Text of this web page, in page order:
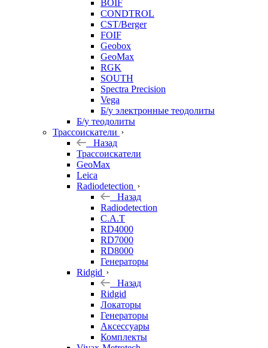
BOIF
CONDTROL
CST/Berger
FOIF
Geobox
GeoMax
RGK
SOUTH
Spectra Precision
Vega
Б/у электронные теодолиты
Б/у теодолиты
Трассоискатели
Назад
Трассоискатели
GeoMax
Leica
Radiodetection
Назад
Radiodetection
C.A.T
RD4000
RD7000
RD8000
Генераторы
Ridgid
Назад
Ridgid
Локаторы
Генераторы
Аксессуары
Комплекты